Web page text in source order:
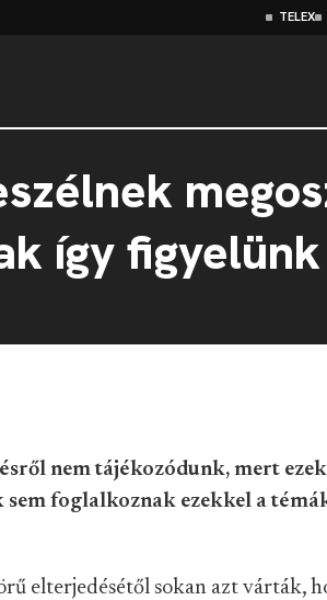
TELEX
így
nem tájékozódunk, mert
foglalkoznak ezekkel a
elterjedésétől sokan azt várták,